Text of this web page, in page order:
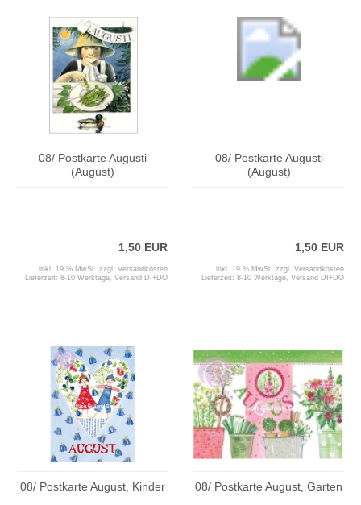
08/ Postkarte Augusti
(August)
1,50 EUR
inkl. 19 % MwSt. zzgl. Versandkosten
Lieferzeit: 8-10 Werktage, Versand DI+DO
08/ Postkarte Augusti
(August)
1,50 EUR
inkl. 19 % MwSt. zzgl. Versandkosten
Lieferzeit: 8-10 Werktage, Versand DI+DO
08/ Postkarte August, Kinder 08/ Postkarte August, Garten